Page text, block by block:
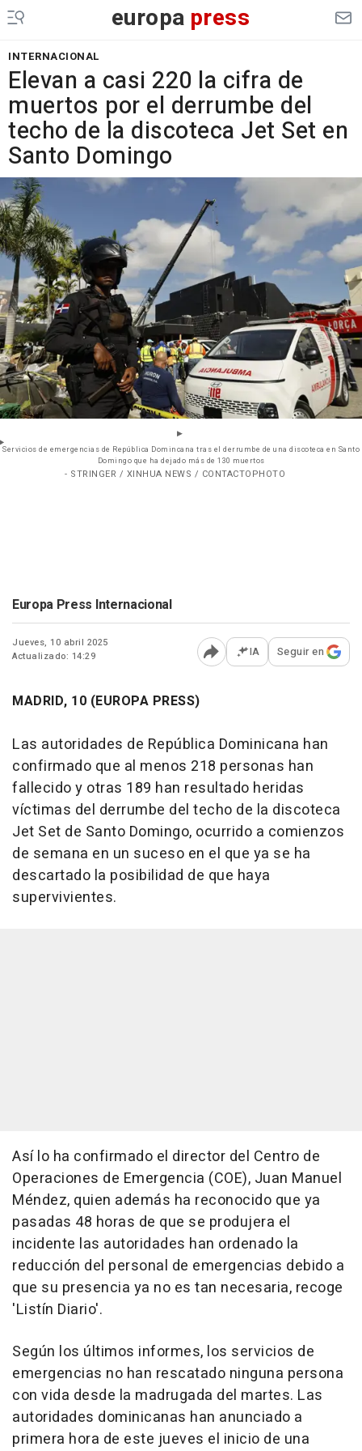
europa press
INTERNACIONAL
Elevan a casi 220 la cifra de
muertos por el derrumbe del
techo de la discoteca Jet Set en
Santo Domingo
Servicios de emergencias de República Domincana tras el derrumbe de una discoteca en Santo
Domingo que ha dejado más de 130 muertos
- STRINGER / XINHUA NEWS / CONTACTOPHOTO
Europa Press Internacional
Jueves, 10 abril 2025
Actualizado: 14:29
Abrir opciones para
IA Seguir en
MADRID, 10 (EUROPA PRESS)
Las autoridades de República Dominicana han
confirmado que al menos 218 personas han
fallecido y otras 189 han resultado heridas
víctimas del derrumbe del techo de la discoteca
Jet Set de Santo Domingo, ocurrido a comienzos
de semana en un suceso en el que ya se ha
descartado la posibilidad de que haya
supervivientes.
Así lo ha confirmado el director del Centro de
Operaciones de Emergencia (COE), Juan Manuel
Méndez, quien además ha reconocido que ya
pasadas 48 horas de que se produjera el
incidente las autoridades han ordenado la
reducción del personal de emergencias debido a
que su presencia ya no es tan necesaria, recoge
'Listín Diario'.
Según los últimos informes, los servicios de
emergencias no han rescatado ninguna persona
con vida desde la madrugada del martes. Las
autoridades dominicanas han anunciado a
primera hora de este jueves el inicio de una